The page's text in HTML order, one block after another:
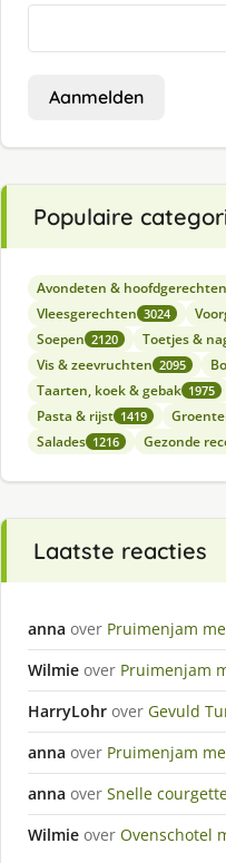
Aanmelden
Populaire
Avondeten & hoofdgerechten
Vleesgerechten 3024
Soepen 2120 Toetjes &
Vis & zeevruchten 2095
Taarten, koek & gebak 1975
Pasta & rijst 1419
Salades 1216 Gezonde
Laatste reacties
anna over Pruimenjam
Wilmie over Pruimenjam
HarryLohr over Gevuld
anna over Pruimenjam
anna over Snelle
Wilmie over Ovenschotel